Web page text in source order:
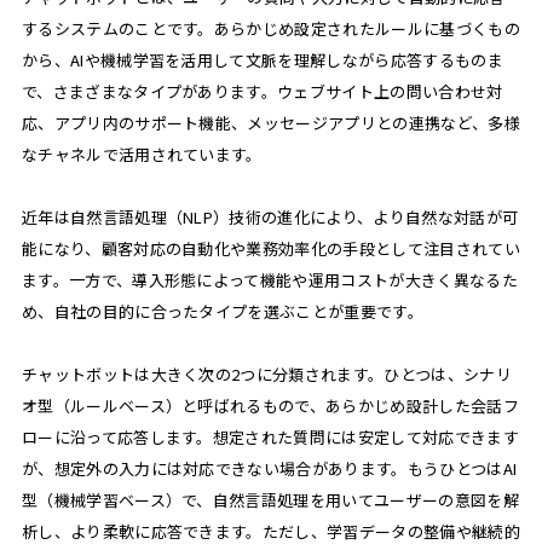
するシステムのことです。あらかじめ設定されたルールに基づくもの
から、AIや機械学習を活用して文脈を理解しながら応答するものま
で、さまざまなタイプがあります。ウェブサイト上の問い合わせ対
応、アプリ内のサポート機能、メッセージアプリとの連携など、多様
なチャネルで活用されています。
近年は自然言語処理（NLP）技術の進化により、より自然な対話が可
能になり、顧客対応の自動化や業務効率化の手段として注目されてい
ます。一方で、導入形態によって機能や運用コストが大きく異なるた
め、自社の目的に合ったタイプを選ぶことが重要です。
チャットボットは大きく次の2つに分類されます。ひとつは、シナリ
オ型（ルールベース）と呼ばれるもので、あらかじめ設計した会話フ
ローに沿って応答します。想定された質問には安定して対応できます
が、想定外の入力には対応できない場合があります。もうひとつはAI
型（機械学習ベース）で、自然言語処理を用いてユーザーの意図を解
析し、より柔軟に応答できます。ただし、学習データの整備や継続的